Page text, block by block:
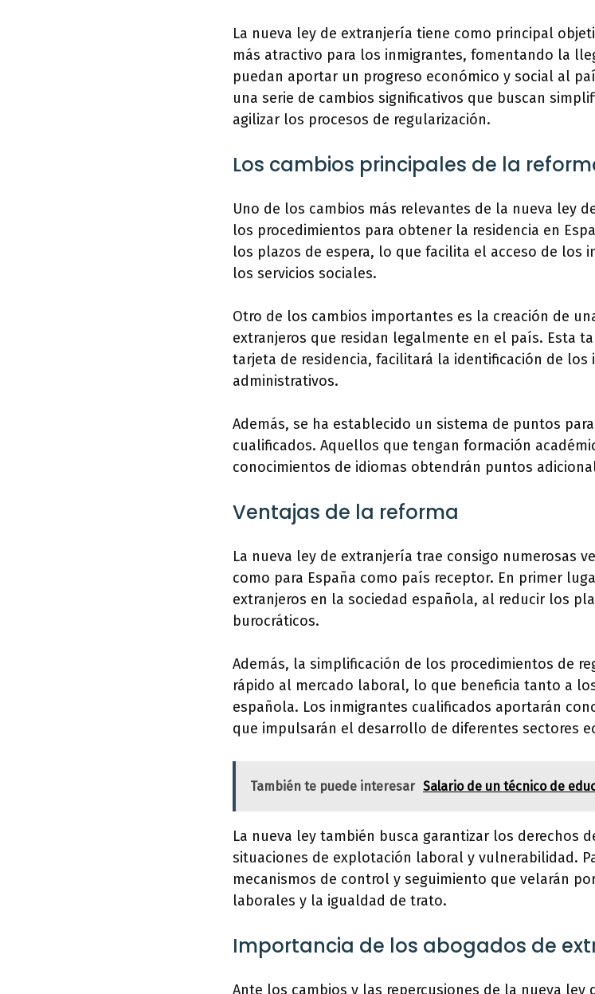
La nueva ley de extranjería tiene como principal
más atractivo para los inmigrantes, fomentando la
puedan aportar un progreso económico y social al
una serie de cambios significativos que buscan
agilizar los procesos de regularización.
Los cambios principales de la
Uno de los cambios más relevantes de la nueva ley
los procedimientos para obtener la residencia en
los plazos de espera, lo que facilita el acceso de los
los servicios sociales.
Otro de los cambios importantes es la creación de
extranjeros que residan legalmente en el país. Esta
tarjeta de residencia, facilitará la identificación de los
administrativos.
Además, se ha establecido un sistema de puntos
cualificados. Aquellos que tengan formación
conocimientos de idiomas obtendrán puntos
Ventajas de la reforma
La nueva ley de extranjería trae consigo numerosas
como para España como país receptor. En primer
extranjeros en la sociedad española, al reducir los
burocráticos.
Además, la simplificación de los procedimientos de
rápido al mercado laboral, lo que beneficia tanto a
española. Los inmigrantes cualificados aportarán
que impulsarán el desarrollo de diferentes sectores
También te puede interesar Salario de un técnico de
La nueva ley también busca garantizar los derechos
situaciones de explotación laboral y vulnerabilidad.
mecanismos de control y seguimiento que velarán
laborales y la igualdad de trato.
Importancia de los abogados de
Ante los cambios y las repercusiones de la nueva